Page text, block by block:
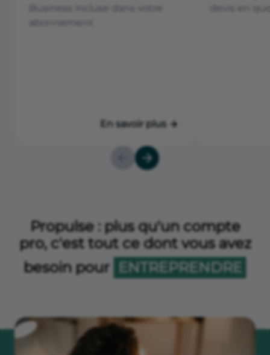
abonnement.
En savoir plus
devis en
Propulse : plus qu'un compte
pro, c'est tout ce dont vous avez
besoin pour ENTREPRENDRE